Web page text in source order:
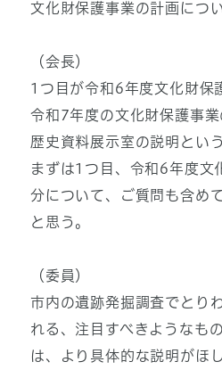
文化財保護事業の計画につ
（会長）
1つ目が令和6年度文化財保
令和7年度の文化財保護事
歴史資料展示室の説明とい
まずは1つ目、令和6年度文
分について、ご質問も含め
と思う。
（委員）
市内の遺跡発掘調査でとり
れる、注目すべきようなも
は、より具体的な説明がほ